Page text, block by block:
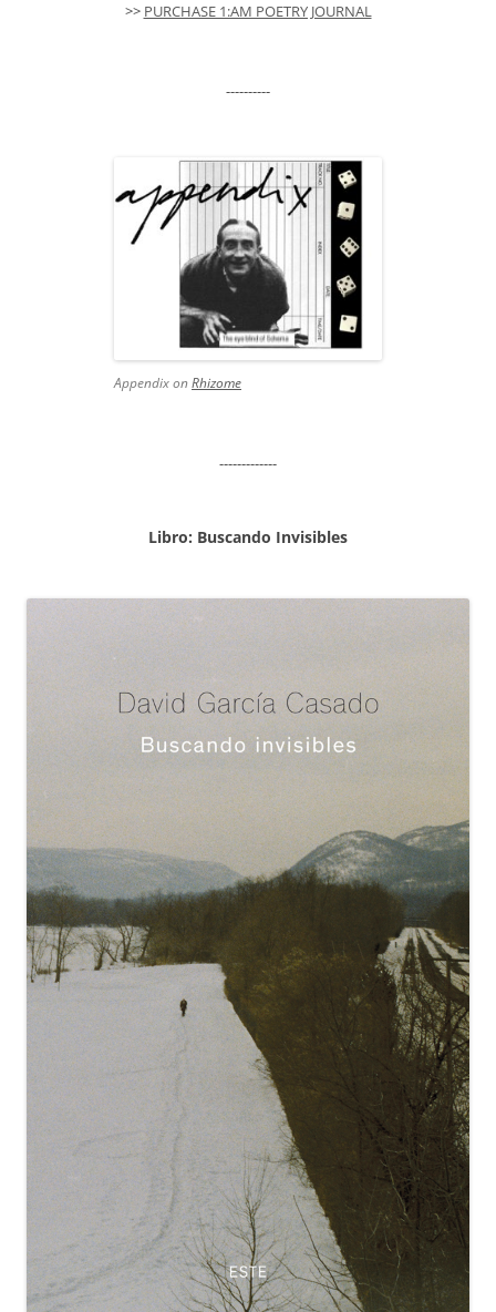
>> PURCHASE 1:AM POETRY JOURNAL
----------
Appendix onRhizome
-------------
Libro: Buscando Invisibles